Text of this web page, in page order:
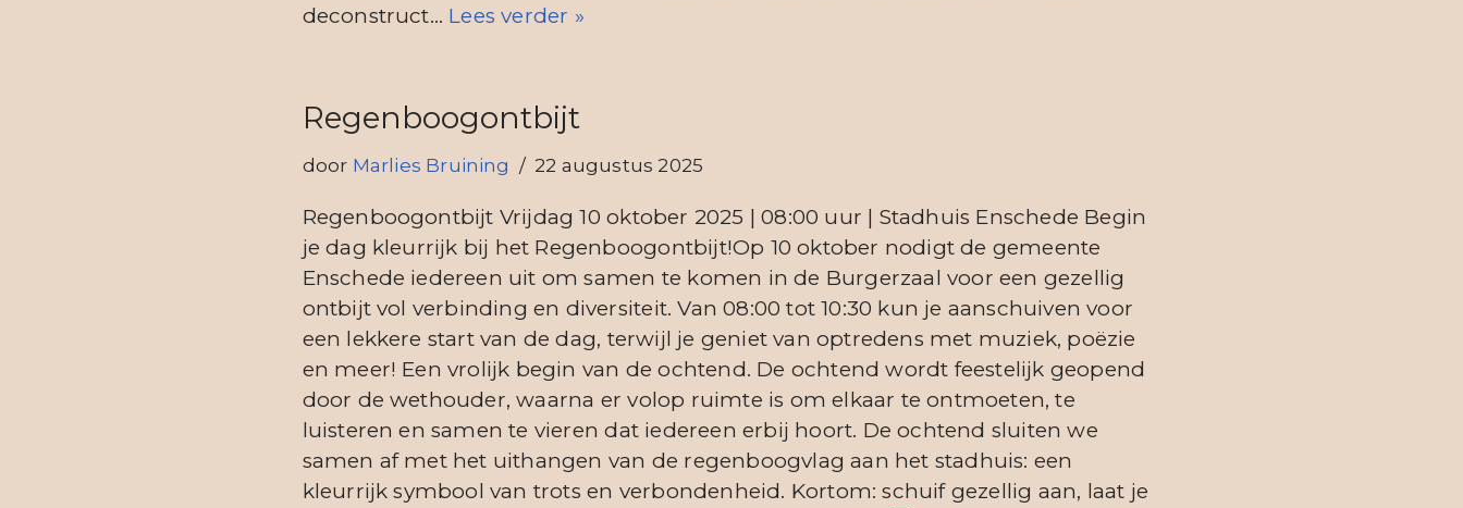
deconstruct… Lees verder »
Regenboogontbijt
door Marlies Bruining 22 augustus 2025
Regenboogontbijt Vrijdag 10 oktober 2025 | 08:00 uur | Stadhuis Enschede Begin
je dag kleurrijk bij het Regenboogontbijt!Op 10 oktober nodigt de gemeente
Enschede iedereen uit om samen te komen in de Burgerzaal voor een gezellig
ontbijt vol verbinding en diversiteit. Van 08:00 tot 10:30 kun je aanschuiven voor
een lekkere start van de dag, terwijl je geniet van optredens met muziek, poëzie
en meer! Een vrolijk begin van de ochtend. De ochtend wordt feestelijk geopend
door de wethouder, waarna er volop ruimte is om elkaar te ontmoeten, te
luisteren en samen te vieren dat iedereen erbij hoort. De ochtend sluiten we
samen af met het uithangen van de regenboogvlag aan het stadhuis: een
kleurrijk symbool van trots en verbondenheid. Kortom: schuif gezellig aan, laat je